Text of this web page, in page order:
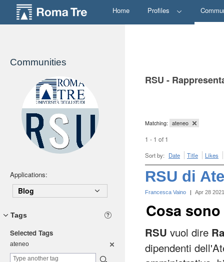
Home Profiles
Communities
Applications:
Blog
Tags
Selected Tags
ateneo
RSU -
Matching: ateneo
1 - 1 of 1
Sort by: Date Title Likes
RSU di
Francesca Vaino | Apr 28 2021
Cosa
RSU vuol dire
dipendenti